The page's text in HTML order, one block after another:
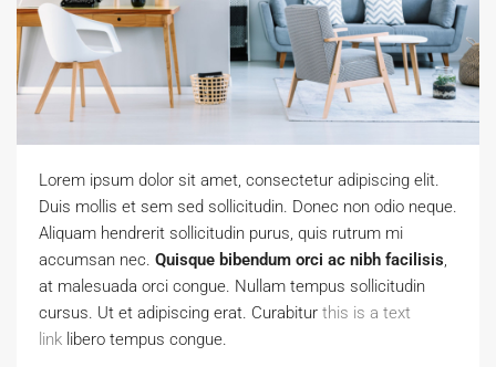
Lorem ipsum dolor sit amet, consectetur adipiscing elit.
Duis mollis et sem sed sollicitudin. Donec non odio neque.
Aliquam hendrerit sollicitudin purus, quis rutrum mi
accumsan nec. Quisque bibendum orci ac nibh facilisis,
at malesuada orci congue. Nullam tempus sollicitudin
cursus. Ut et adipiscing erat. Curabitur this is a text
link libero tempus congue.